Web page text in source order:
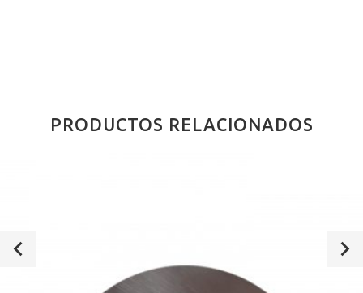
PRODUCTOS RELACIONADOS